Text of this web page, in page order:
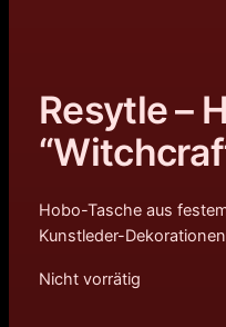
Resytle –
Hobo-Tasche aus
Kunstleder-
Nicht vorrätig